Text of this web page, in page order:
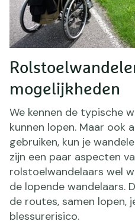
mogelijkheden
We kennen de typische
kunnen lopen. Maar ook
gebruiken, kun je
zijn een paar aspecten
rolstoelwandelaars wel
de lopende wandelaars.
de routes, samen lopen,
blessurerisico.